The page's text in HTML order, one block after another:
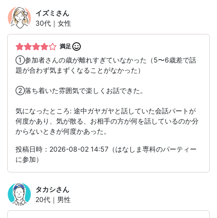
イズミ さん
30代｜女性
満足
①参加者さんの歳が離れすぎていなかった（5〜6歳差で話
題が合わず気まずくなることがなかった）
②落ち着いた雰囲気で楽しくお話できた。
気になったところ: 途中ガヤガヤと話していた会話パートが
何度かあり、気が散る、お相手の方が何を話しているのか分
からないときが何度かあった。
投稿日時：2026-08-02 14:57（はなしま専科のパーティー
に参加）
タカシさん
20代｜男性